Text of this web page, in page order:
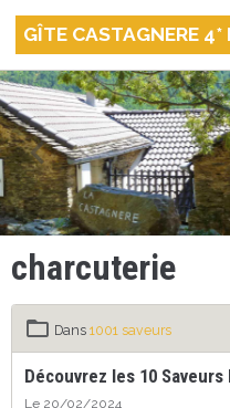
GÎTE CASTAGNERE 4*
charcuterie
Dans 1001 saveurs
Découvrez les 10
Le 20/02/2024